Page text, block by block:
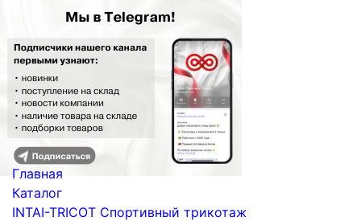
Главная
Каталог
INTAI-TRICOT Спортивный трикотаж